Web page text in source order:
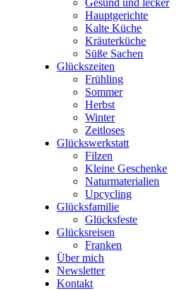
Gesund und lecker
Hauptgerichte
Kalte Küche
Kräuterküche
Süße Sachen
Glückszeiten
Frühling
Sommer
Herbst
Winter
Zeitloses
Glückswerkstatt
Filzen
Kleine Geschenke
Naturmaterialien
Upcycling
Glücksfamilie
Glücksfeste
Glücksreisen
Franken
Über mich
Newsletter
Kontakt